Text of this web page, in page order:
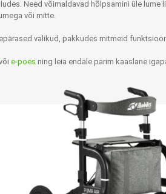
Sisendseadmed
Kommunikatsiooniseadmed
Tarkvara
Need võimaldavad hõlpsamini üle
või mitte.
valikud, pakkudes mitmeid
e-poes ning leia endale parim kaaslane